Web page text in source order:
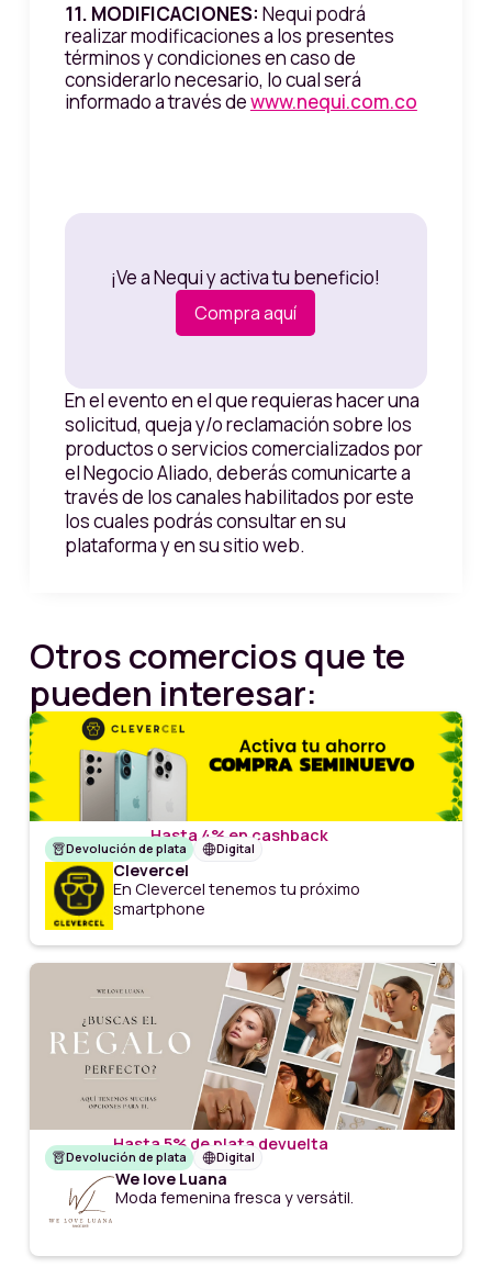
11. MODIFICACIONES: Nequi podrá
realizar modificaciones a los presentes
términos y condiciones en caso de
considerarlo necesario, lo cual será
informado a través dewww.nequi.com.co
¡Ve a Nequi y activa tu beneficio!
Compra aquí
En el evento en el que requieras hacer una
solicitud, queja y/o reclamación sobre los
productos o servicios comercializados por
el Negocio Aliado, deberás comunicarte a
través de los canales habilitados por este
los cuales podrás consultar en su
plataforma y en su sitio web.
Otros comercios que te
pueden interesar:
Hasta 4% en cashback
Devolución de plata Digital
Clevercel
En Clevercel tenemos tu próximo
smartphone
Hasta 5% de plata devuelta
Devolución de plata Digital
We love Luana
Moda femenina fresca y versátil.